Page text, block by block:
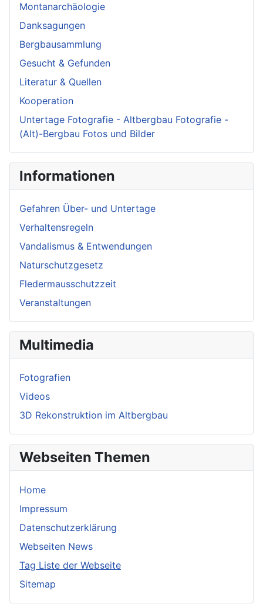
Montanarchäologie
Danksagungen
Bergbausammlung
Gesucht & Gefunden
Literatur & Quellen
Kooperation
Untertage Fotografie - Altbergbau Fotografie -
(Alt)-Bergbau Fotos und Bilder
Informationen
Gefahren Über- und Untertage
Verhaltensregeln
Vandalismus & Entwendungen
Naturschutzgesetz
Fledermausschutzzeit
Veranstaltungen
Multimedia
Fotografien
Videos
3D Rekonstruktion im Altbergbau
Webseiten Themen
Home
Impressum
Datenschutzerklärung
Webseiten News
Tag Liste der Webseite
Sitemap